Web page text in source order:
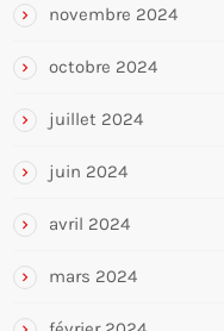
novembre 2024
octobre 2024
juillet 2024
juin 2024
avril 2024
mars 2024